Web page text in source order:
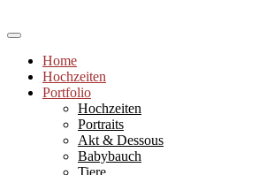
to
Sabine Kast Photography
Hochzeitsfotograf Ludwigshafen und Rhein-
Einzelcoachings für Fotografie und
Ludwigshafen
Home
Hochzeiten
Portfolio
Hochzeiten
Portraits
Akt & Dessous
Babybauch
Tiere